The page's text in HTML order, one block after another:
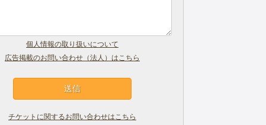
個人情報の取り扱いについて
広告掲載のお問い合わせ（法人）はこちら
チケットに関するお問い合わせはこちら